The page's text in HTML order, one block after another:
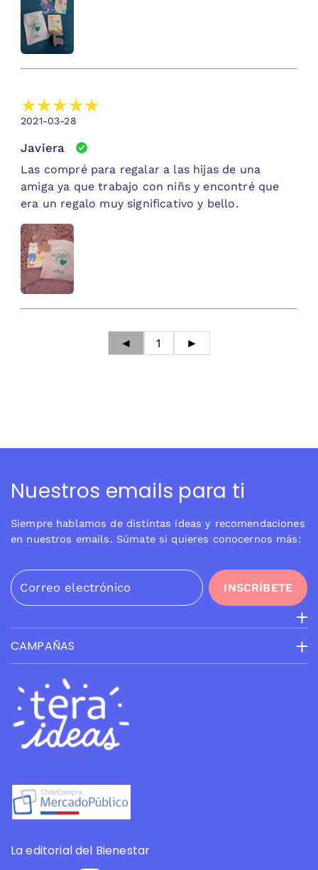
2021-03-28
Javiera
Las compré para regalar a las hijas de una
amiga ya que trabajo con niñs y encontré que
era un regalo muy significativo y bello.
◄ 1 ►
Nuestros emails para ti
Siempre hablamos de distintas ideas y recomendaciones
en nuestros emails. Súmate si quieres conocernos más:
Correo electrónico
INSCRÍBETE
CAMPAÑAS
La editorial del Bienestar